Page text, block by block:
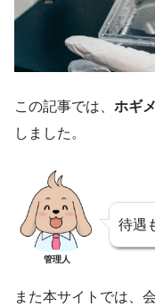
この記事では、 ホギ
しました。
管理人
待遇
また本サイトでは、